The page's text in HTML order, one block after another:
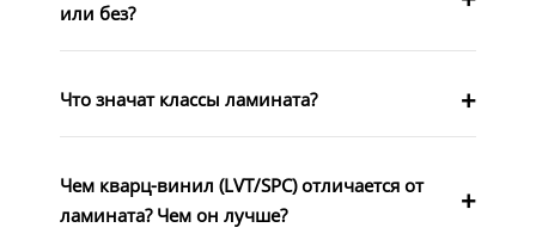
или без?
Что значат классы ламината?
Чем кварц-винил (LVT/SPC) отличается от
ламината? Чем он лучше?